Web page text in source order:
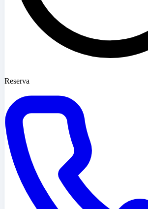
Reserva